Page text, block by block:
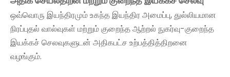
ஒவ்வொரு இயந்திரமும் உகந்த இயந்திர அமைப்பு, துல்லியமான
நிரப்புதல் வால்வுகள் மற்றும் குறைந்த ஆற்றல் நுகர்வு-குறைந்த
இயக்கச் செலவுகளுடன் அதிகபட்ச உற்பத்தித்திறனை
வழங்கும்.